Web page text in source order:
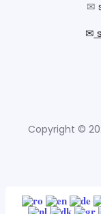
✉
✉
Copyright ©